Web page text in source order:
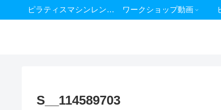
ピラティスマシンレンタル ワークショップ動画
S__114589703